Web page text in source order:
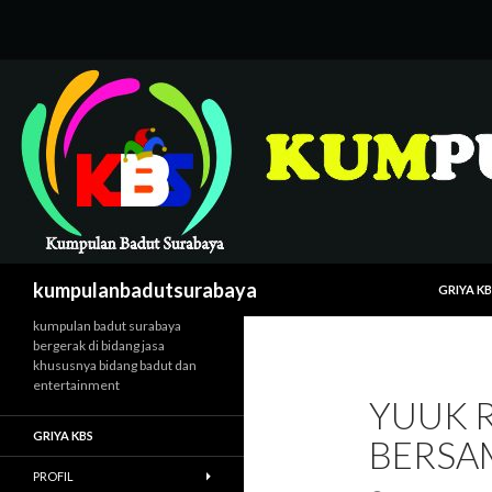
kumpulanbadutsurabaya
GRIYA
YUUK
kumpulan badut surabaya
bergerak di bidang jasa
khususnya bidang badut dan
entertainment
GRIYA KBS
PROFIL